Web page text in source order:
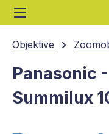
springen
Objektive
Panasonic
Summilux